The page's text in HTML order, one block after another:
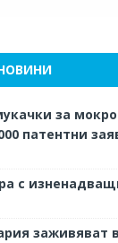
за
патентни
с
заживяват